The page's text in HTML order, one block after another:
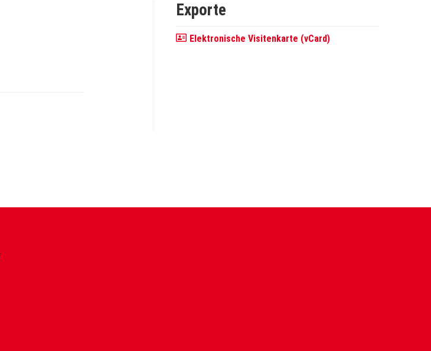
Exporte
Elektronische Visitenkarte (vCard)